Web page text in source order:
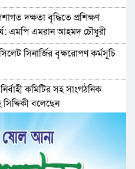
দক্ষতা বৃদ্ধিতে প্রশিক্ষণ
এমপি এমরান আহমদ চৌধুরী
সিনার্জির বৃক্ষরোপণ কর্মসূচি
কমিটির সহ সাংগঠনিক
বলেছেন
ইসলামীর এ্যাসিস্ট্যান্ট
নজরুল ইসলাম বলেছেন
নিয়ে যা বলল জালালাবাদ